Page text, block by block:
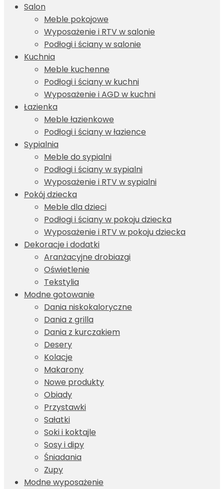
Salon
Meble pokojowe
Wyposażenie i RTV w salonie
Podłogi i ściany w salonie
Kuchnia
Meble kuchenne
Podłogi i ściany w kuchni
Wyposażenie i AGD w kuchni
Łazienka
Meble łazienkowe
Podłogi i ściany w łazience
Sypialnia
Meble do sypialni
Podłogi i ściany w sypialni
Wyposażenie i RTV w sypialni
Pokój dziecka
Meble dla dzieci
Podłogi i ściany w pokoju dziecka
Wyposażenie i RTV w pokoju dziecka
Dekoracje i dodatki
Aranżacyjne drobiazgi
Oświetlenie
Tekstylia
Modne gotowanie
Dania niskokaloryczne
Dania z grilla
Dania z kurczakiem
Desery
Kolacje
Makarony
Nowe produkty
Obiady
Przystawki
Sałatki
Soki i koktajle
Sosy i dipy
Śniadania
Zupy
Modne wyposażenie